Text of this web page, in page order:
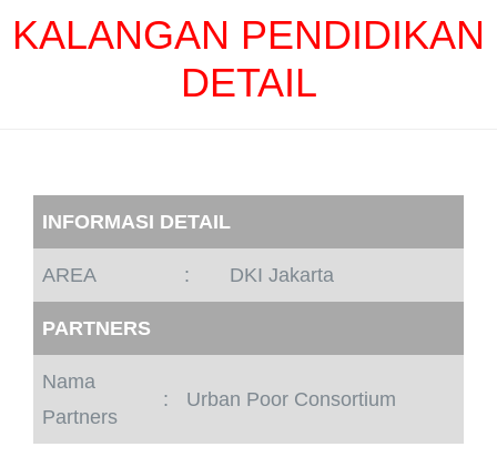
KALANGAN PENDIDIKAN
DETAIL
INFORMASI DETAIL
AREA : DKI Jakarta
PARTNERS
Nama
Partners
: Urban Poor Consortium